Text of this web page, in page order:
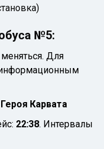
№5:
Для
информационным
Карвата
22:38. Интервалы